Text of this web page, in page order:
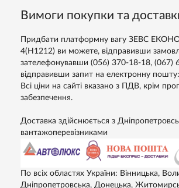
Вимоги покупки та
Придбати платформну вагу ЗЕВС
4(H1212) ви можете, відправивши
зателефонувавши (056) 370-18-18, (067)
відправивши запит на електронну пошту:
Всі ціни на сайті вказано з ПДВ, крім
забезпечення.
Доставка здійснюється з
вантажоперевізниками
По всіх областях України: Вінницька,
Дніпропетровська, Донецька,